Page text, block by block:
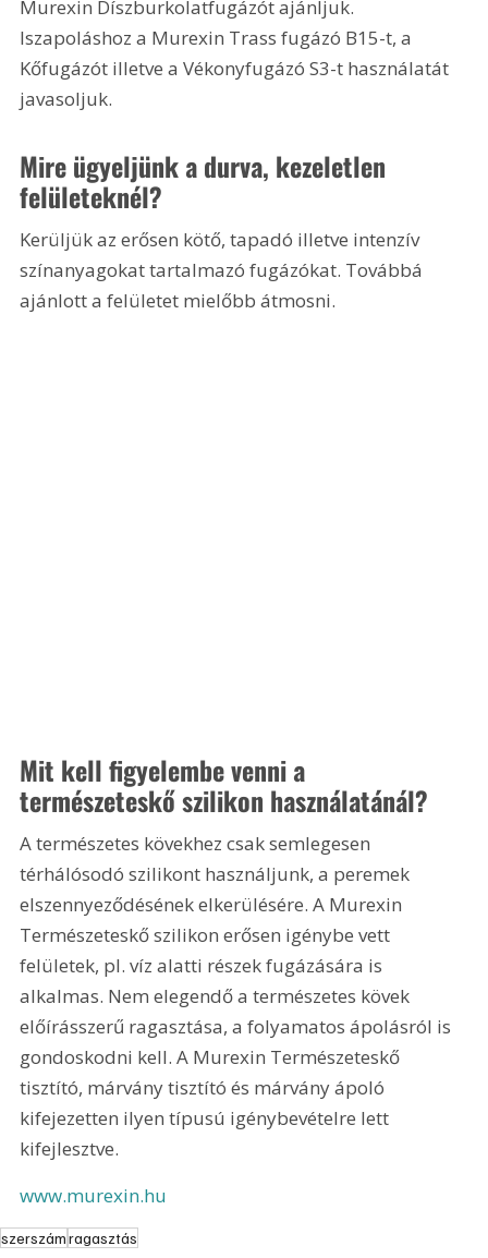
Murexin Díszburkolatfugázót ajánljuk.
Iszapoláshoz a Murexin Trass fugázó B15-t, a
Kőfugázót illetve a Vékonyfugázó S3-t használatát
javasoljuk.
Mire ügyeljünk a durva, kezeletlen
felületeknél?
Kerüljük az erősen kötő, tapadó illetve intenzív
színanyagokat tartalmazó fugázókat. Továbbá
ajánlott a felületet mielőbb átmosni.
Mit kell figyelembe venni a
természeteskő szilikon használatánál?
A természetes kövekhez csak semlegesen
térhálósodó szilikont használjunk, a peremek
elszennyeződésének elkerülésére. A Murexin
Természeteskő szilikon erősen igénybe vett
felületek, pl. víz alatti részek fugázására is
alkalmas. Nem elegendő a természetes kövek
előírásszerű ragasztása, a folyamatos ápolásról is
gondoskodni kell. A Murexin Természeteskő
tisztító, márvány tisztító és márvány ápoló
kifejezetten ilyen típusú igénybevételre lett
kifejlesztve.
www.murexin.hu
szerszámragasztás